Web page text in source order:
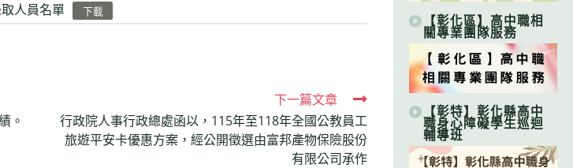
人員名單
下載
。
下一篇文章
行政院人事行政總處函以，115年至118年全國公教員工
旅遊平安卡優惠方案，經公開徵選由富邦產物保險股份
有限公司承作
【彰化區】高中職相
關專業團隊服務
【彰特】彰化縣高中
職身心障礙學生巡迴
輔導班